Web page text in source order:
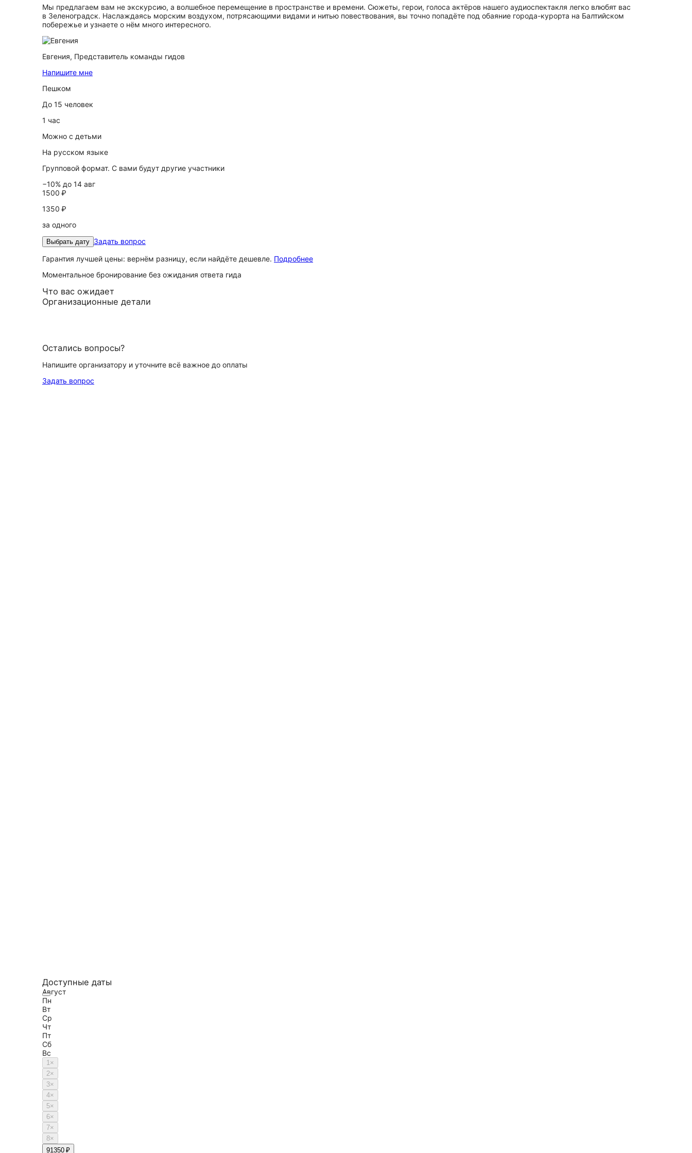
Мы предлагаем вам не экскурсию, а волшебное перемещение в пространстве и времени. Сюжеты, герои, голоса актёров нашего аудиоспектакля легко влюбят вас
в Зеленоградск. Наслаждаясь морским воздухом, потрясающими видами и нитью повествования, вы точно попадёте под обаяние города-курорта на Балтийском
побережье и узнаете о нём много интересного.
Евгения, Представитель команды гидов
Напишите мне
Пешком
До 15 человек
1 час
Можно с детьми
На русском языке
Групповой формат. С вами будут другие участники
−10% до 14 авг
1500 ₽
1350 ₽
за одного
Выбрать дату Задать вопрос
Гарантия лучшей цены: вернём разницу, если найдёте дешевле. Подробнее
Моментальное бронирование без ожидания ответа гида
Что вас ожидает
Организационные детали
Остались вопросы?
Напишите организатору и уточните всё важное до оплаты
Задать вопрос
Доступные даты
Август
Пн
Вт
Ср
Чт
Пт
Сб
Вс
1×
2×
3×
4×
5×
6×
7×
8×
91350 ₽